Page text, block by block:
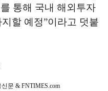
통해 국내 해외투자
할 예정”이라고 덧붙
문 & FNTIMES.com